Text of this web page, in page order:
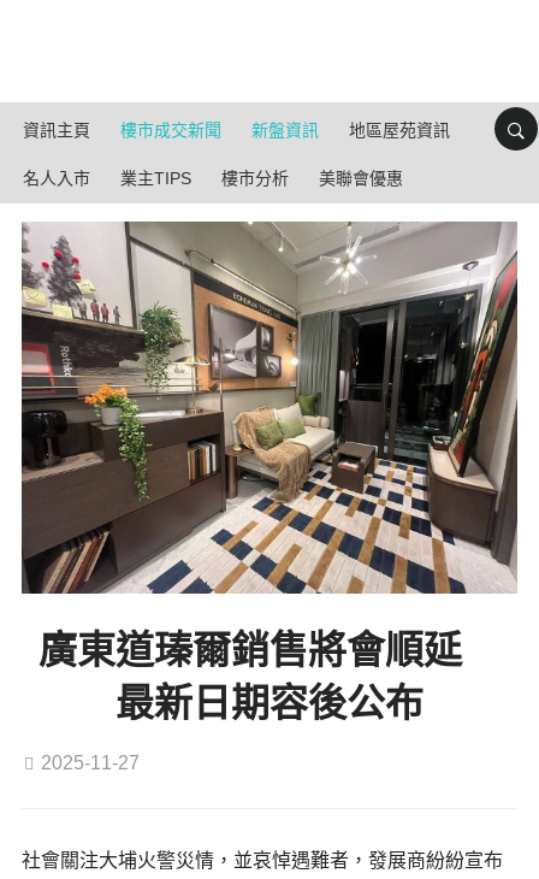
資訊主頁 樓市成交新聞 新盤資訊 地區屋苑資訊
名人入市 業主TIPS 樓市分析 美聯會優惠
廣東道瑧爾銷售將會順延
最新日期容後公布
2025-11-27
社會關注大埔火警災情，並哀悼遇難者，發展商紛紛宣布